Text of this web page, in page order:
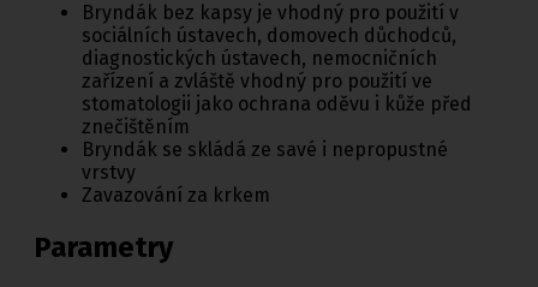
Bryndák bez kapsy je vhodný pro použití v
sociálních ústavech, domovech důchodců,
diagnostických ústavech, nemocničních
zařízení a zvláště vhodný pro použití ve
stomatologii jako ochrana oděvu i kůže před
znečištěním
Bryndák se skládá ze savé i nepropustné
vrstvy
Zavazování za krkem
Parametry